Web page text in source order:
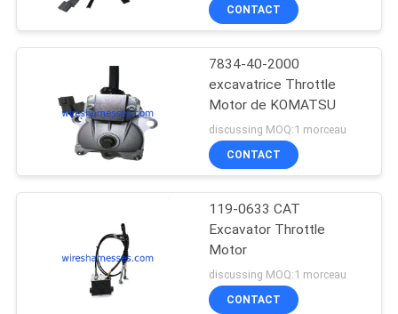
CONTACT
7834-40-2000
excavatrice Throttle
Motor de KOMATSU
discussing MOQ:1 morceau
CONTACT
119-0633 CAT
Excavator Throttle
Motor
discussing MOQ:1 morceau
CONTACT